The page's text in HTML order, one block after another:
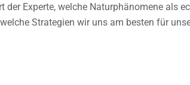
der Experte, welche Naturphänomene als
Strategien wir uns am besten für